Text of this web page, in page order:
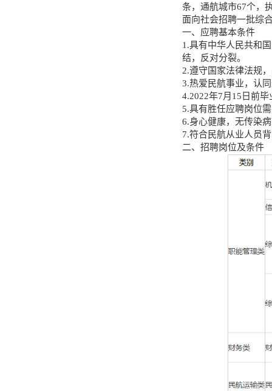
条，通航城市67个，
面向社会招聘一批综
一、应聘基本条件
1.具有中华人民共和
结，反对分裂。
2.遵守国家法律法规
3.热爱民航事业，认
4.2022年7月15日前
5.具有胜任应聘岗位
6.身心健康，无传染
7.符合民航从业人员
二、招聘岗位及条件